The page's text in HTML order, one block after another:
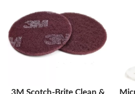
3M Scotch-Brite Clean &